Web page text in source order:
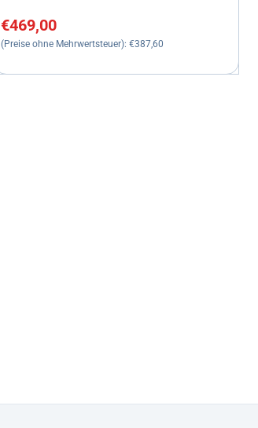
Preis: 469,00, ohne MwSt.: 387,60
€469,00
(Preise ohne Mehrwertsteuer): €387,60